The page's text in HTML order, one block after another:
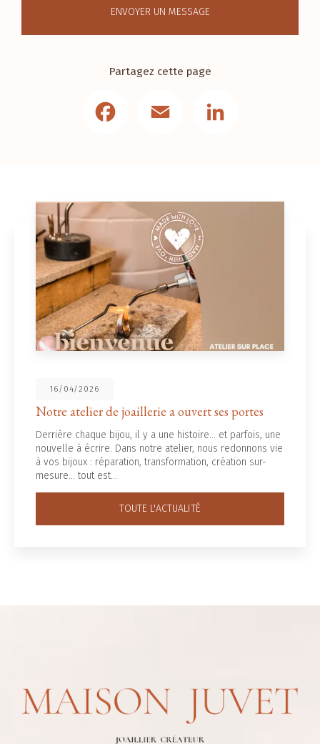
ENVOYER UN MESSAGE
Partagez cette page
16/04/2026
Notre atelier de joaillerie a ouvert ses portes
Derrière chaque bijou, il y a une histoire... et parfois, une
nouvelle à écrire. Dans notre atelier, nous redonnons vie
à vos bijoux : réparation, transformation, création sur-
mesure… tout est…
TOUTE L'ACTUALITÉ